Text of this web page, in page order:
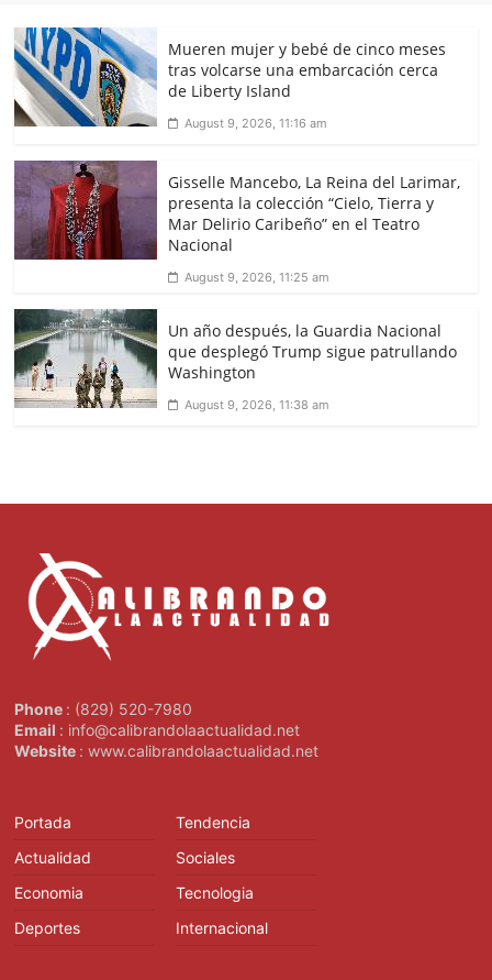
Mueren mujer y bebé de cinco meses
tras volcarse una embarcación cerca
de Liberty Island
August 9, 2026, 11:16 am
Gisselle Mancebo, La Reina del Larimar,
presenta la colección “Cielo, Tierra y
Mar Delirio Caribeño” en el Teatro
Nacional
August 9, 2026, 11:25 am
Un año después, la Guardia Nacional
que desplegó Trump sigue patrullando
Washington
August 9, 2026, 11:38 am
Phone : (829) 520-7980
Email : info@calibrandolaactualidad.net
Website : www.calibrandolaactualidad.net
Portada
Actualidad
Economia
Deportes
Tendencia
Sociales
Tecnologia
Internacional